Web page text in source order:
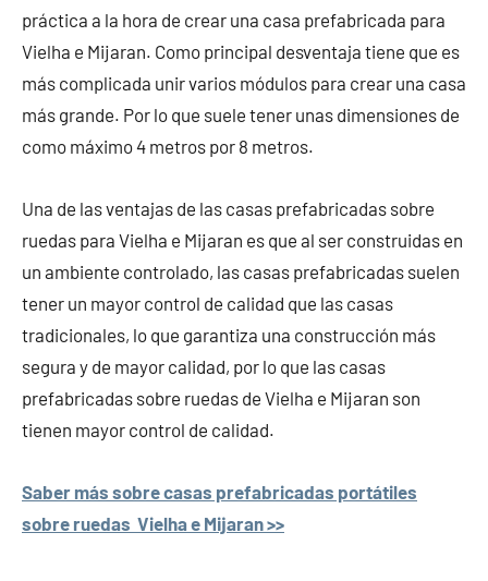
práctica a la hora de crear una casa prefabricada para
Vielha e Mijaran. Como principal desventaja tiene que es
más complicada unir varios módulos para crear una casa
más grande. Por lo que suele tener unas dimensiones de
como máximo 4 metros por 8 metros.
Una de las ventajas de las casas prefabricadas sobre
ruedas para Vielha e Mijaran es que al ser construidas en
un ambiente controlado, las casas prefabricadas suelen
tener un mayor control de calidad que las casas
tradicionales, lo que garantiza una construcción más
segura y de mayor calidad, por lo que las casas
prefabricadas sobre ruedas de Vielha e Mijaran son
tienen mayor control de calidad.
Saber más sobre casas prefabricadas portátiles
sobre ruedas Vielha e Mijaran >>